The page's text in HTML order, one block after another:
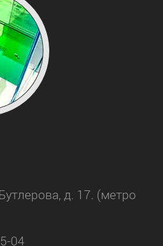
д. 17. (метро
04